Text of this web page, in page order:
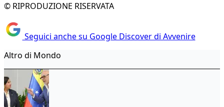
© RIPRODUZIONE RISERVATA
Seguici anche su Google Discover di Avvenire
Altro di Mondo